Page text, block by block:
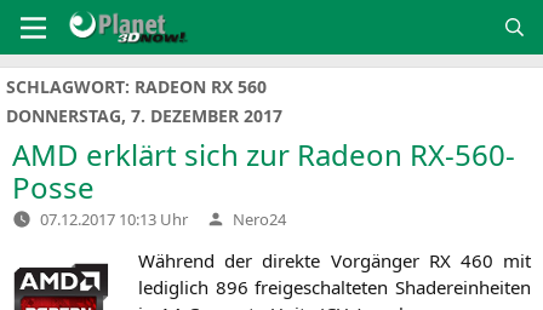
Inhalt
springen
SCHLAGWORT: RADEON RX 560
DONNERSTAG, 7. DEZEMBER 2017
AMD erklärt sich zur Radeon RX-560-
Posse
07.12.2017 10:13 Uhr Verfasst
von
Nero24
Wäh­rend der direk­te Vor­gän­ger RX460 mit
ledig­lich 896 frei­ge­schal­te­ten Shader­ein­hei­ten